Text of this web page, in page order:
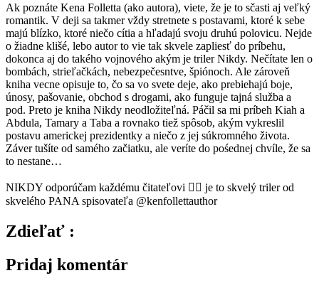
Ak poznáte Kena Folletta (ako autora), viete, že je to sčasti aj veľký
romantik. V deji sa takmer vždy stretnete s postavami, ktoré k sebe
majú blízko, ktoré niečo cítia a hľadajú svoju druhú polovicu. Nejde
o žiadne klišé, lebo autor to vie tak skvele zapliesť do príbehu,
dokonca aj do takého vojnového akým je triler Nikdy. Nečítate len o
bombách, strieľačkách, nebezpečesntve, špiónoch. Ale zároveň
kniha vecne opisuje to, čo sa vo svete deje, ako prebiehajú boje,
únosy, pašovanie, obchod s drogami, ako funguje tajná služba a
pod. Preto je kniha Nikdy neodložiteľná. Páčil sa mi príbeh Kiah a
Abdula, Tamary a Taba a rovnako tiež spôsob, akým vykreslil
postavu americkej prezidentky a niečo z jej súkromného života.
Záver tušíte od samého začiatku, ale veríte do pośednej chvíle, že sa
to nestane…
NIKDY odporúčam každému čitateľovi 👌🏻 je to skvelý triler od
skvelého PANA spisovateľa @kenfollettauthor
Zdieľať :
Pridaj komentár